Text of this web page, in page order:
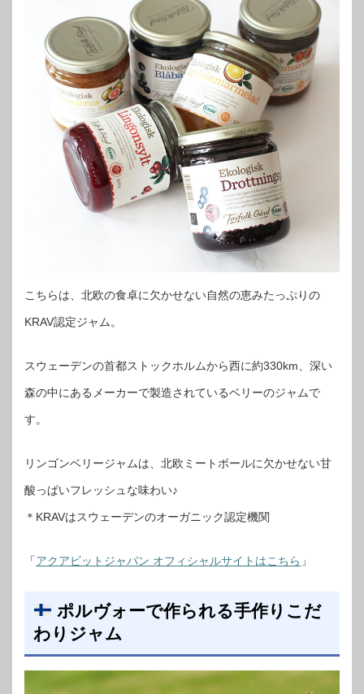
こちらは、北欧の食卓に欠かせない自然の恵みたっぷりの
KRAV認定ジャム。
スウェーデンの首都ストックホルムから西に約330km、深い
森の中にあるメーカーで製造されているベリーのジャムで
す。
リンゴンベリージャムは、北欧ミートボールに欠かせない甘
酸っぱいフレッシュな味わい♪
＊KRAVはスウェーデンのオーガニック認定機関
「アクアビットジャパン オフィシャルサイトはこちら 」
ポルヴォーで作られる手作りこだ
わりジャム